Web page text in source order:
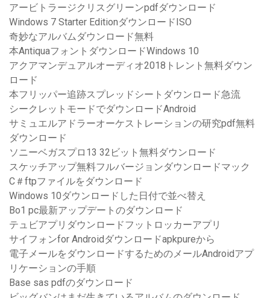
アービトラージクリスグリーンpdfダウンロード
Windows 7 Starter EditionダウンロードISO
奇妙なアルバムダウンロード無料
本AntiquaフォントダウンロードWindows 10
アクアマンデュアルオーディオ2018トレント無料ダウン
ロード
本フリッパー追跡スプレッドシートダウンロード急流
シークレットモードでダウンロードAndroid
サミュエルアドラーオーケストレーションの研究pdf無料
ダウンロード
ソニーベガスプロ13 32ビット無料ダウンロード
スケッチアップ無料フルバージョンダウンロードマック
C＃ftpファイルをダウンロード
Windows 10ダウンロードした日付で並べ替え
Bo1 pc最新アップデートのダウンロード
テュビアプリダウンロードフットロッカーアプリ
サイフォンfor Androidダウンロードapkpureから
電子メールをダウンロードするためのメールAndroidアプ
リケーションの手順
Base sas pdfのダウンロード